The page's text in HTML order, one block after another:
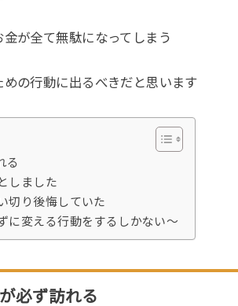
が全て無駄になってしまう
の行動に出るべきだと思います
る
しました
切り後悔していた
変える行動をするしかない〜
必ず訪れる